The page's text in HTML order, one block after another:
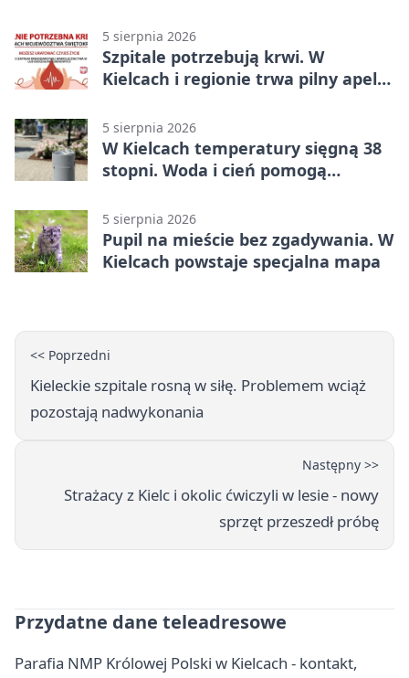
5 sierpnia 2026
Szpitale potrzebują krwi. W
Kielcach i regionie trwa pilny apel
5 sierpnia 2026
W Kielcach temperatury sięgną 38
stopni. Woda i cień pomogą
5 sierpnia 2026
Pupil na mieście bez zgadywania. W
Kielcach powstaje specjalna mapa
<< Poprzedni
Kieleckie szpitale rosną w siłę. Problemem wciąż
pozostają nadwykonania
Następny >>
Strażacy z Kielc i okolic ćwiczyli w lesie - nowy
sprzęt przeszedł próbę
Przydatne dane teleadresowe
Parafia NMP Królowej Polski w Kielcach - kontakt,